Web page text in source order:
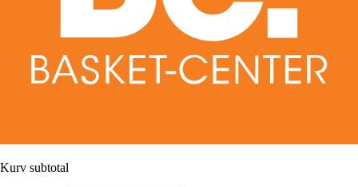
Kurv subtotal